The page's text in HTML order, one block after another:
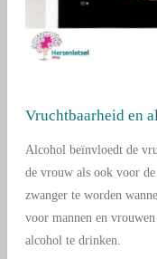
Vruchtbaarheid en
Alcohol beïnvloedt de
de vrouw als ook voor
zwanger te worden
voor mannen en
alcohol te drinken.